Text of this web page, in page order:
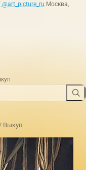
@art_picture_ru Москва,
Выкуп